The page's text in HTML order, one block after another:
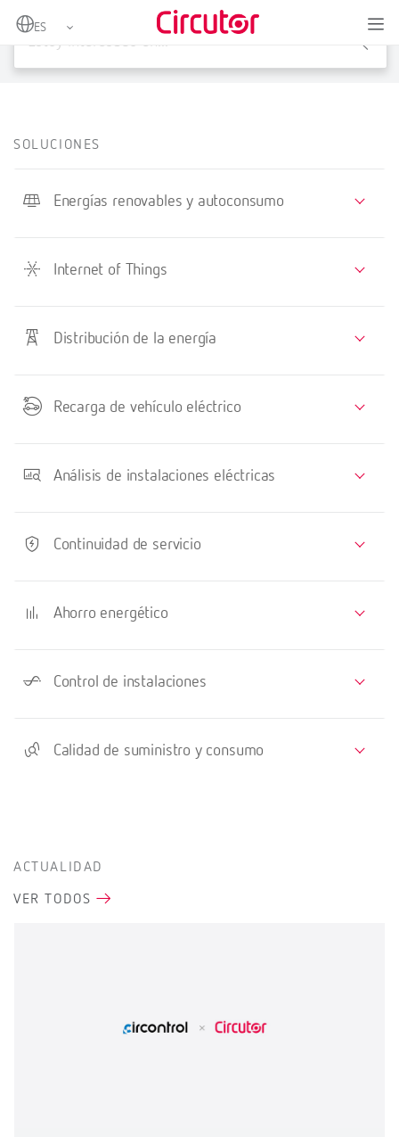
SOLUCIONES
Energías renovables y autoconsumo
Internet of Things
Distribución de la energía
Recarga de vehículo eléctrico
Análisis de instalaciones eléctricas
Continuidad de servicio
Ahorro energético
Control de instalaciones
Calidad de suministro y consumo
ACTUALIDAD
VER TODOS